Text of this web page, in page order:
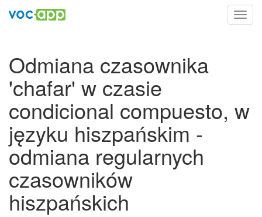
Odmiana czasownika
'chafar' w czasie
condicional compuesto, w
języku hiszpańskim -
odmiana regularnych
czasowników
hiszpańskich